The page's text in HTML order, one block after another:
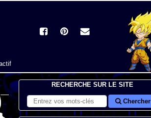
RECHERCHE SUR LE SITE
Chercher